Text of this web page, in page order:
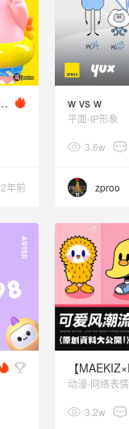
龙萌”IP全案设计
2年前
w vs w
平面-IP形象
3.6w
zproo
动漫-网络表情
3.2w